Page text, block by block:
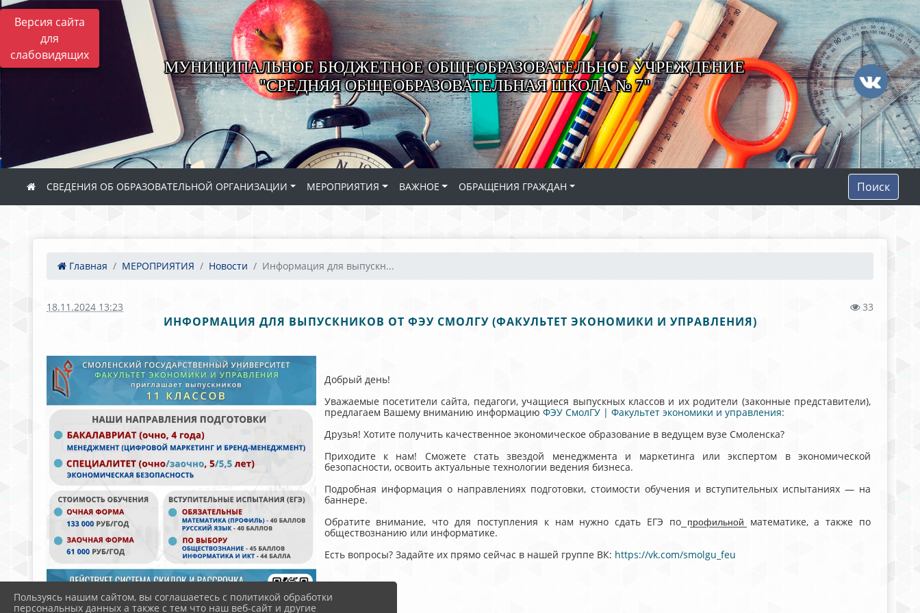
Версия сайта
для
слабовидящих
МУНИЦИПАЛЬНОЕ БЮДЖЕТНОЕ ОБЩЕОБРАЗОВАТЕЛЬНОЕ УЧРЕЖДЕНИЕ
"СРЕДНЯЯ ОБЩЕОБРАЗОВАТЕЛЬНАЯ ШКОЛА № 7"
СВЕДЕНИЯ ОБ ОБРАЗОВАТЕЛЬНОЙ ОРГАНИЗАЦИИ МЕРОПРИЯТИЯ ВАЖНОЕ ОБРАЩЕНИЯ ГРАЖДАН Поиск
Главная МЕРОПРИЯТИЯ Новости Информация для выпускн...
18.11.2024 13:23 33
ИНФОРМАЦИЯ ДЛЯ ВЫПУСКНИКОВ ОТ ФЭУ СМОЛГУ (ФАКУЛЬТЕТ ЭКОНОМИКИ И УПРАВЛЕНИЯ)
Добрый день!
Уважаемые посетители сайта, педагоги, учащиеся выпускных классов и их родители (законные представители),
предлагаем Вашему вниманию информацию ФЭУ СмолГУ | Факультет экономики и управления:
Друзья! Хотите получить качественное экономическое образование в ведущем вузе Смоленска?
Приходите к нам! Сможете стать звездой менеджмента и маркетинга или экспертом в экономической
безопасности, освоить актуальные технологии ведения бизнеса.
Подробная информация о направлениях подготовки, стоимости обучения и вступительных испытаниях — на
баннере.
Обратите внимание, что для поступления к нам нужно сдать ЕГЭ по ̲п̲р̲о̲ф̲и̲л̲ь̲н̲о̲й̲ математике, а также по
обществознанию или информатике.
Есть вопросы? Задайте их прямо сейчас в нашей группе ВК: https://vk.com/smolgu_feu
Пользуясь нашим сайтом, вы соглашаетесь с политикой обработки
персональных данных а также с тем что наш веб-сайт и другие